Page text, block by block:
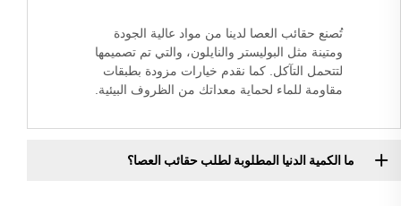
تُصنع حقائب العصا لدينا من مواد عالية الجودة
ومتينة مثل البوليستر والنايلون، والتي تم تصميمها
لتتحمل التآكل. كما نقدم خيارات مزودة بطبقات
مقاومة للماء لحماية معداتك من الظروف البيئية.
ما الكمية الدنيا المطلوبة لطلب حقائب العصا؟